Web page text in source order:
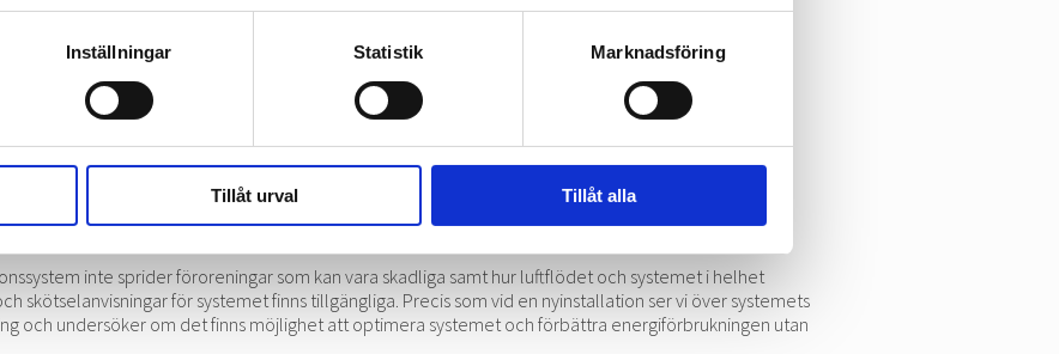
Inställningar Statistik Marknadsföring
Tillåt urval Tillåt alla
ventilation– Besiktning sker endast vid installation
är fläktstyrda.
och tilluftsflödena är fläktstyrda.
inte sprider föroreningar som kan vara skadliga samt hur luftflödet och systemet i helhet
skötselanvisningar för systemet finns tillgängliga. Precis som vid en nyinstallation ser vi över systemets
och undersöker om det finns möjlighet att optimera systemet och förbättra energiförbrukningen utan